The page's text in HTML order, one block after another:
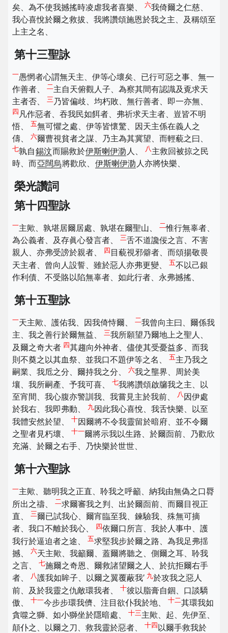
矣、為不使我撼搖時凌虐我者喜樂、 六我倚爾之仁慈、
我心喜悅於爾之救拔、我將讚頌施恩於我之主、及稱頌至
上主之名、
第十三聖詠
一愚惘者心謂無天主、伊等心壞矣、已行可惡之事、無一
作善者、 二主自天俯觀人子、為察其間有認識及覔求天
主者否、
三 乃皆偏歧、均朽敗、無行善者、即一亦無、
四 凡作惡者、吞我民如餌者、弗祈求天主者、豈皆不明
悟、 五無可懼之處、伊等皆懷驚、因天主係在義人之
儔、 六爾曹視貧者之謀、乃主為其冀望、而輕藐之曰、
七孰自錫汶而賜救於伊斯喇伊泐 人、 八 主救回被掠之民
時、而亞闊烏將歡欣、 伊斯喇伊泐 人亦將快樂、
榮光讚詞
第十四聖詠
一主歟、孰堪居爾居處、孰堪在爾聖山、 二惟行無辜者、
為公義者、及存眞心發言者、
三舌不道讒佞之言、不害
親人、亦弗受謗於親者、
四 目藐視邪僻者、而頌揚敬畏
天主者、曾向人設誓、雖於惡人亦弗更變、 五不以己銀
作利債、不受賂以陷無辜者、如此行者、永弗撼搖、
第十五聖詠
一天主歟、護佑我、因我倚恃爾、 二我曾向主曰、爾係我
主、我之善行於爾無益、
三我所願望乃爾地上之聖人、
及爾之奇大者 四其趨向外神者、儘使其受憂益多、而我
則不奠之以其血祭、並我口不題伊等之名、 五主乃我之
嗣業、我卮之分、爾持我之分、 六我之壟界、周於美
壤、我所嗣產、予我可喜、 七我將讚頌啟牖我之主、以
至宵間、我心腹亦警訓我、我嘗見主於我前、
八 因伊處
於我右、我即弗動、
九因此我心喜悅、我舌快樂、以至
我體安然於望、 十因爾將不令我靈留於暗府、並不令爾
之聖者見朽壞、 十一爾將示我以生路、於爾靣前、乃歡欣
充滿、於爾之右手、乃快樂於世世、
第十六聖詠
一主歟、聽明我之正直、聆我之呼籲、納我由無偽之口脣
所出之禱、
二求爾審我之判、出於爾靣前、而爾目視正
直、
三爾已試我心、爾宵臨至我、鍊驗我、殊無可摘
者、我口不離於我心、
四依爾口所言、我於人事中、護
我行於逼迫者之途、 五求堅我步於爾之路、為我足弗揺
撼、 六天主歟、我籲爾、蓋爾將聽之、側爾之耳、聆我
之言、 七施爾之奇恩、爾救諸望爾之人、於抗拒爾右手
者、
八護我如眸子、以爾之翼覆蔽我′ 九於攻我之惡人
前、及於我靈之仇敵環我者、 十彼以脂膏自錮、口談驕
傲、 十一今步步環我儕、注目欲仆我於地、 十二其環我如
貪噬之獅、如小獅坐於隱暗處、 十三主歟、起、先伊至、
顛仆之、以爾之刀、救我靈於惡者、 十四 以爾手救我於